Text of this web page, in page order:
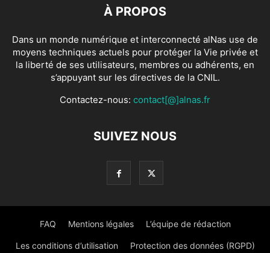
À PROPOS
Dans un monde numérique et interconnecté alNas use de
moyens techniques actuels pour protéger la Vie privée et
la liberté de ses utilisateurs, membres ou adhérents, en
s’appuyant sur les directives de la CNIL.
Contactez-nous: contact[@]alnas.fr
SUIVEZ NOUS
FAQ Mentions légales L’équipe de rédaction
Les conditions d’utilisation Protection des données (RGPD)